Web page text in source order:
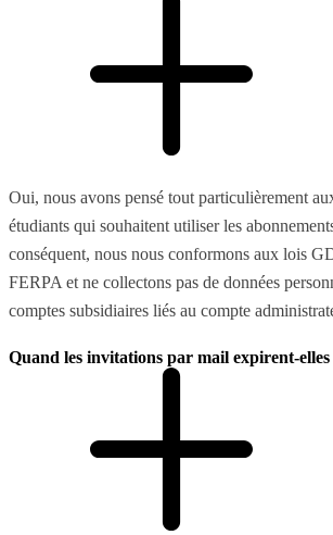
Oui, nous avons pensé tout particulièrement
étudiants qui souhaitent utiliser les
conséquent, nous nous conformons aux lois
FERPA et ne collectons pas de données
comptes subsidiaires liés au compte
Quand les invitations par mail expirent-elles